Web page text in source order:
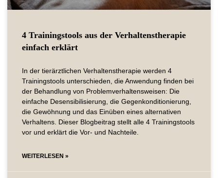
4 Trainingstools aus der Verhaltenstherapie
einfach erklärt
In der tierärztlichen Verhaltenstherapie werden 4
Trainingstools unterschieden, die Anwendung finden bei
der Behandlung von Problemverhaltensweisen: Die
einfache Desensibilisierung, die Gegenkonditionierung,
die Gewöhnung und das Einüben eines alternativen
Verhaltens. Dieser Blogbeitrag stellt alle 4 Trainingstools
vor und erklärt die Vor- und Nachteile.
WEITERLESEN »